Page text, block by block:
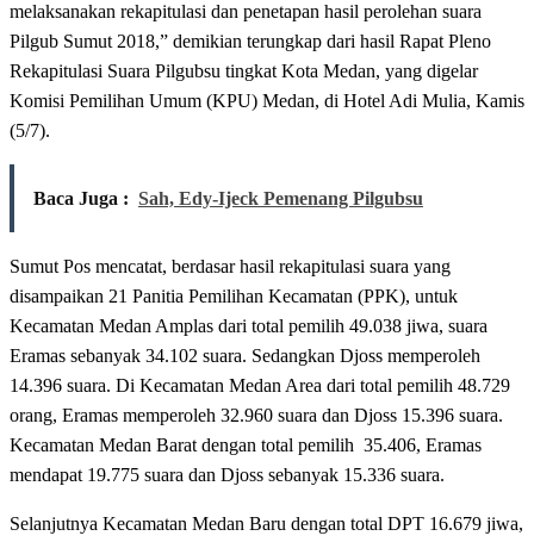
melaksanakan rekapitulasi dan penetapan hasil perolehan suara
Pilgub Sumut 2018,” demikian terungkap dari hasil Rapat Pleno
Rekapitulasi Suara Pilgubsu tingkat Kota Medan, yang digelar
Komisi Pemilihan Umum (KPU) Medan, di Hotel Adi Mulia, Kamis
(5/7).
Baca Juga : Sah, Edy-Ijeck Pemenang Pilgubsu
Sumut Pos mencatat, berdasar hasil rekapitulasi suara yang
disampaikan 21 Panitia Pemilihan Kecamatan (PPK), untuk
Kecamatan Medan Amplas dari total pemilih 49.038 jiwa, suara
Eramas sebanyak 34.102 suara. Sedangkan Djoss memperoleh
14.396 suara. Di Kecamatan Medan Area dari total pemilih 48.729
orang, Eramas memperoleh 32.960 suara dan Djoss 15.396 suara.
Kecamatan Medan Barat dengan total pemilih 35.406, Eramas
mendapat 19.775 suara dan Djoss sebanyak 15.336 suara.
Selanjutnya Kecamatan Medan Baru dengan total DPT 16.679 jiwa,